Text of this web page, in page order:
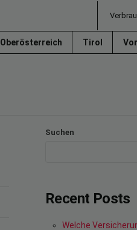
Oberösterreich Tirol
Suchen
Recent Posts
Welche